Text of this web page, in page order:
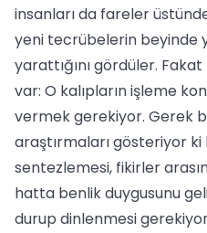
insanları da fareler
yeni tecrübelerin beyinde
yarattığını gördüler.
var: O kalıpların işleme
vermek gerekiyor. Gerek
araştırmaları gösteriyor
sentezlemesi, fikirler
hatta benlik duygusunu
durup dinlenmesi